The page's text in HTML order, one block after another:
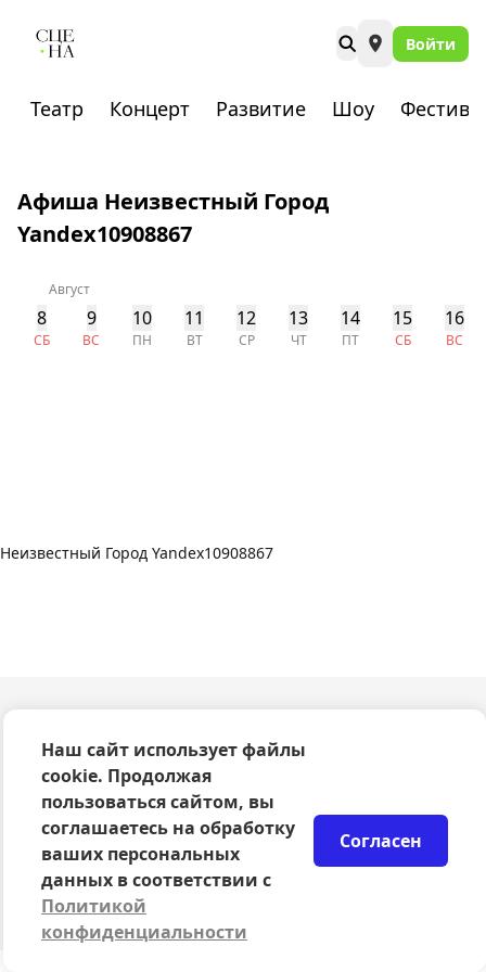
Войти
Театр Концерт Развитие Шоу
Афиша Неизвестный Город
Yandex10908867
Август
8
СБ
9
ВС
10
ПН
11
ВТ
12
СР
13
ЧТ
14
ПТ
15
СБ
16
ВС
Неизвестный Город Yandex10908867
Оферта
Политика конфиденциальности
Согласие на обработку персональных данных
Правила возврата билетов
Возврат билетов
Организаторам
Наш сайт использует файлы
cookie. Продолжая
пользоваться сайтом, вы
соглашаетесь на обработку
ваших персональных
данных в соответствии с
Политикой
конфиденциальности
Согласен